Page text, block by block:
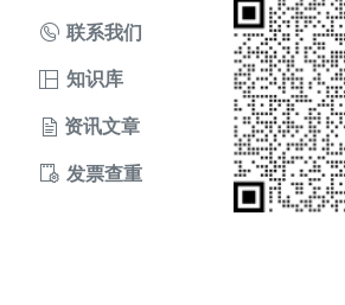
联系我们
知识库
资讯文章
发票查重